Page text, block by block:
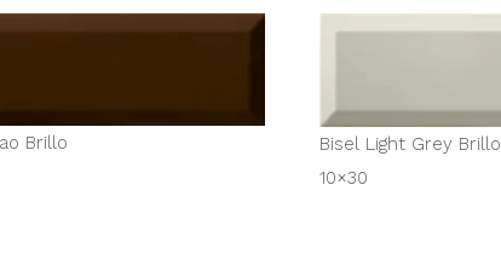
Brillo
Bisel Light Grey Brillo
10×30